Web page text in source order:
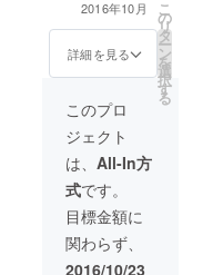
きなボードゲー
ム(5000円以下
のもの)を設置リ
採用活動のため
のイベント参加
および店内求人
広告/ポスター掲
いただけます。
個人様でも承り
ます。（内容詳
細はご相談の
上、詰めさせて
ください）
2016年10月
詳細を見る
こ
の
リ
タ
ー
ン
を
選
択
す
る
このプロ
ジェクト
は、 All-In方
式です。
目標金額に
関わらず、
2016/10/23